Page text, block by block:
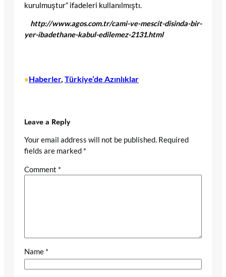
kurulmuştur” ifadeleri kullanılmıştı.
http://www.agos.com.tr/cami-ve-mescit-disinda-bir-
yer-ibadethane-kabul-edilemez-2131.html
•Haberler, Türkiye’de Azınlıklar
Leave a Reply
Your email address will not be published. Required
fields are marked *
Comment *
Name *